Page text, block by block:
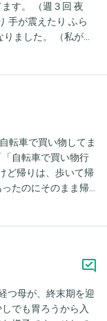
す。 （週３回 夜
ました。 （私が居
悪いです。
転車で買い物してま
自転車で買い物行
ど帰りは、歩いて帰
たのにそのまま帰
だけ記憶が抜けて
つ母が、終末期を迎
でも胃ろうから入